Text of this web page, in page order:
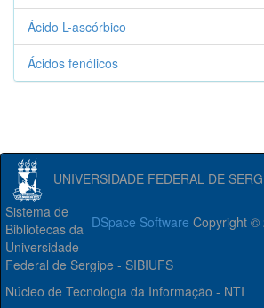
Ácido L-ascórbico
Ácidos fenólicos
UNIVERSIDADE FEDERAL DE
DSpace Software Copyright ©
Sistema de
Bibliotecas da
Universidade
Federal de Sergipe - SIBIUFS
Núcleo de Tecnologia da Informação - NTI